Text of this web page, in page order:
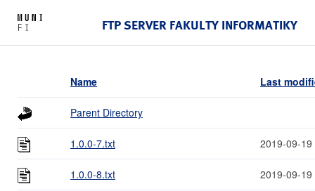
FTP SERVER FAKULTY INFORMATIKY
Name Last
Parent Directory
1.0.0-7.txt 2019-09-19
1.0.0-8.txt 2019-09-19